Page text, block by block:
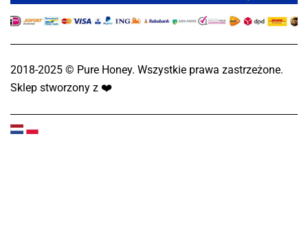
2018-2025 © Pure Honey. Wszystkie prawa zastrzeżone.
Sklep stworzony z ❤️